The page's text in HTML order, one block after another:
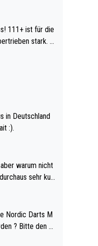
stark. U
in Deutschland
:).
warum nicht
des Weltm
? Bitte den A